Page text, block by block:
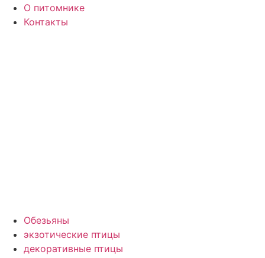
О питомнике
Контакты
Обезьяны
экзотические птицы
декоративные птицы